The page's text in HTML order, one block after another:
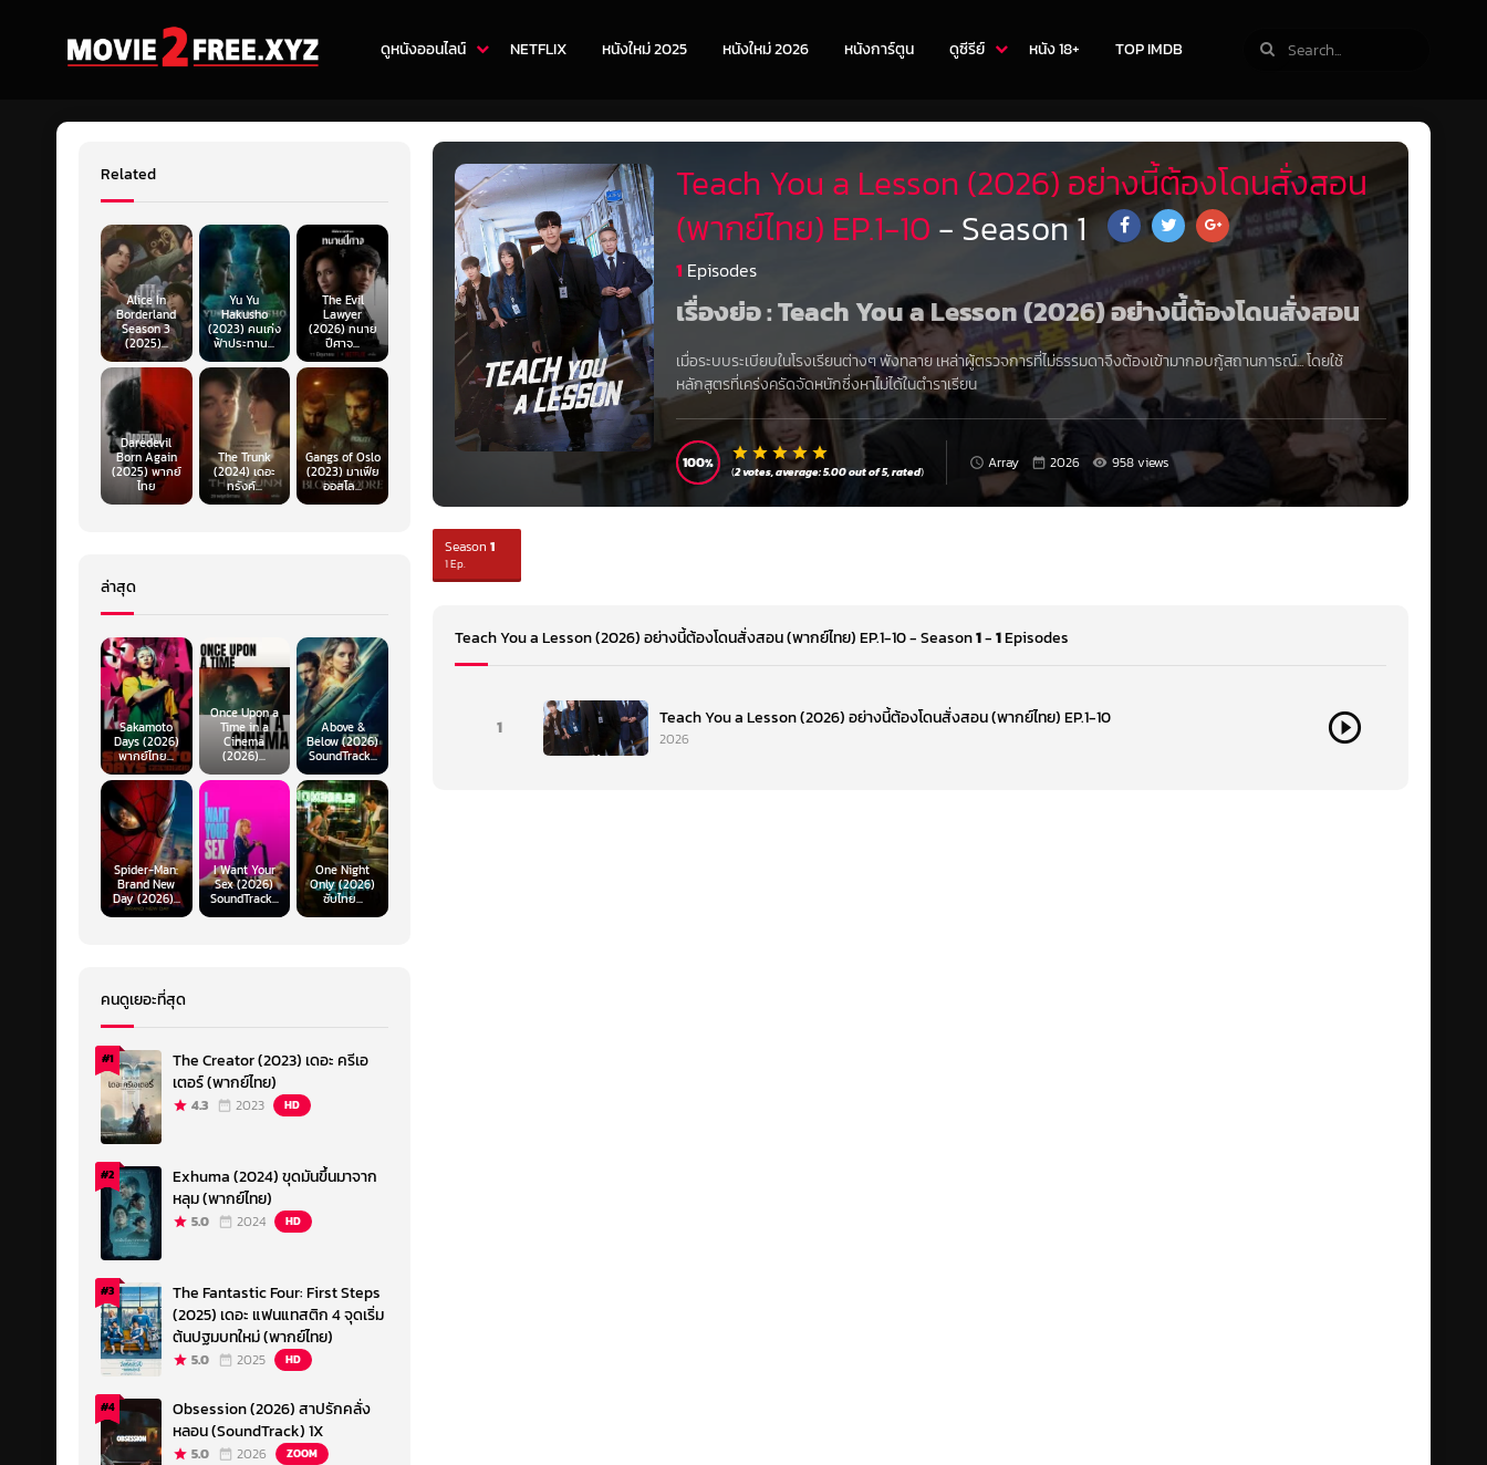
ดูหนังออนไลน์ NETFLIX หนังใหม่ 2025 หนังใหม่ 2026 หนังการ์ตูน ดูซีรีย์ หนัง 18+ TOP IMDB
Teach You a Lesson (2026) อย่างนี้ต้องโดนสั่งสอน
(พากย์ไทย) EP.1-10 - Season 1
1 Episodes
เรื่องย่อ : Teach You a Lesson (2026) อย่างนี้ต้องโดนสั่งสอน
เมื่อระบบระเบียบในโรงเรียนต่างๆ พังทลาย เหล่าผู้ตรวจการที่ไม่ธรรมดาจึงต้องเข้ามากอบกู้สถานการณ์... โดยใช้
หลักสูตรที่เคร่งครัดจัดหนักซึ่งหาไม่ได้ในตำราเรียน
100 (2votes, average:5.00out of 5,rated) Array 2026 958 views
Season1
1 Ep.
Teach You a Lesson (2026) อย่างนี้ต้องโดนสั่งสอน (พากย์ไทย) EP.1-10 - Season1-1Episodes
1 Teach You a Lesson (2026) อย่างนี้ต้องโดนสั่งสอน (พากย์ไทย) EP.1-10
2026
Related
Alice In
Borderland
Season 3
(2025)...
Yu Yu
Hakusho
(2023) คนเก่ง
ฟ้าประทาน...
The Evil
Lawyer
(2026) ทนาย
ปีศาจ...
Daredevil
Born Again
(2025) พากย์
ไทย
The Trunk
(2024) เดอะ
ทรังค์...
Gangs of Oslo
(2023) มาเฟีย
ออสโล...
ล่าสุด
Sakamoto
Days (2026)
พากย์ไทย...
Once Upon a
Time in a
Cinema
(2026)...
Above &
Below (2026)
SoundTrack...
Spider-Man:
Brand New
Day (2026)...
I Want Your
Sex (2026)
SoundTrack...
One Night
Only (2026)
ซับไทย...
คนดูเยอะที่สุด
#1
The Creator (2023) เดอะ ครีเอ
เตอร์ (พากย์ไทย)
4.3 2023 HD
#2
Exhuma (2024) ขุดมันขึ้นมาจาก
หลุม (พากย์ไทย)
5.0 2024 HD
#3
The Fantastic Four: First Steps
(2025) เดอะ แฟนแทสติก 4 จุดเริ่ม
ต้นปฐมบทใหม่ (พากย์ไทย)
5.0 2025 HD
#4
Obsession (2026) สาปรักคลั่ง
หลอน (SoundTrack) 1X
5.0 2026 ZOOM